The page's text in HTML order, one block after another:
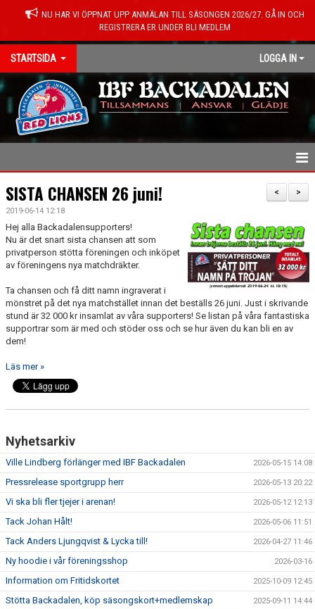
NU HAR VI ÖPPNAT UPP ANMÄLAN TILL SÄSONGEN 2026/27. GÅ IN OCH
REGISTRERA ER UNDER BLI MEDLEM
STARTSIDA LOGGA IN
HEM
NYHETER
KONTAKT
MEDLEMSINFO
KALENDER
MATCHER
BILDGALLERI
>
<
SISTA CHANSEN 26 juni!
2019-06-14 12:18
Hej alla Backadalensupporters!
Nu är det snart sista chansen att som
privatperson stötta föreningen och inköpet
av föreningens nya matchdräkter.
Ta chansen och få ditt namn ingraverat i
mönstret på det nya matchstället innan det beställs 26 juni. Just i skrivande
stund är 32 000 kr insamlat av våra supporters! Se listan på våra fantastiska
supportrar som är med och stöder oss och se hur även du kan bli en av
dem!
Läs mer »
Nyhetsarkiv
Ville Lindberg förlänger med IBF Backadalen 2026-05-15 14:08
Pressrelease sportgrupp herr 2026-05-13 20:22
Vi ska bli fler tjejer i arenan! 2026-05-12 12:13
Tack Johan Hålt! 2026-05-06 11:51
Tack Anders Ljungqvist & Lycka till! 2026-04-27 11:46
Ny hoodie i vår föreningsshop 2026-03-16
Information om Fritidskortet 2025-10-09 12:45
Stötta Backadalen, köp säsongskort+medlemskap 2025-09-11 14:44